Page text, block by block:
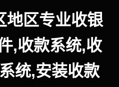
地区专业收银
,收款系统,收
统,安装收款